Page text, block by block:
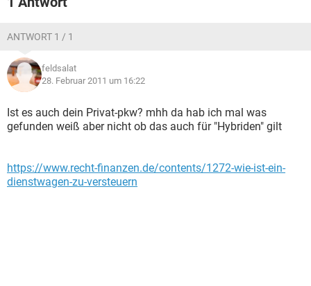
ANTWORT 1 / 1
feldsalat
28. Februar 2011 um 16:22
Ist es auch dein Privat-pkw? mhh da hab ich mal was
gefunden weiß aber nicht ob das auch für "Hybriden" gilt
https://www.recht-finanzen.de/contents/1272-wie-ist-ein-
dienstwagen-zu-versteuern